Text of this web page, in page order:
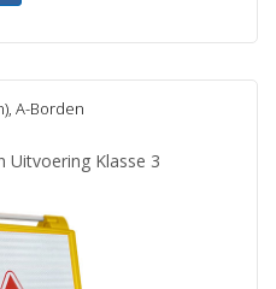
, A-Borden
Uitvoering Klasse 3